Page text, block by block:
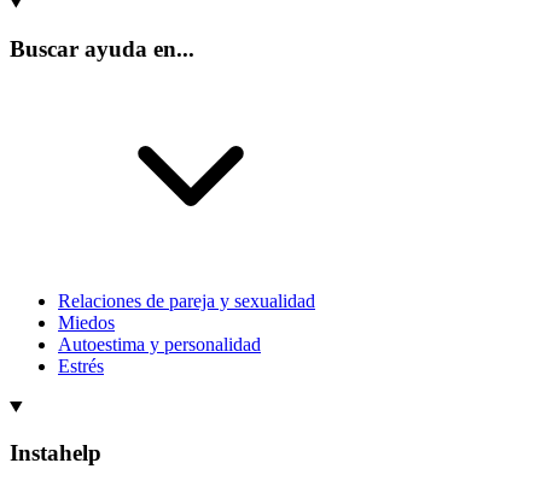
Buscar ayuda en...
Relaciones de pareja y sexualidad
Miedos
Autoestima y personalidad
Estrés
Instahelp